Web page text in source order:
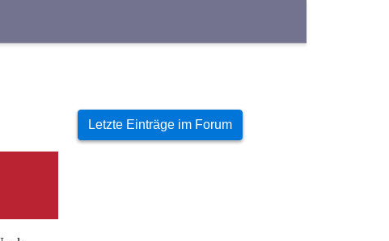
Letzte Einträge im Forum